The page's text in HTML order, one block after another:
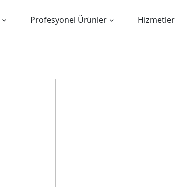
Profesyonel Ürünler Hizmetler